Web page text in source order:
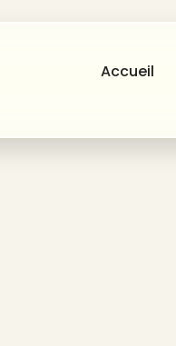
Accueil